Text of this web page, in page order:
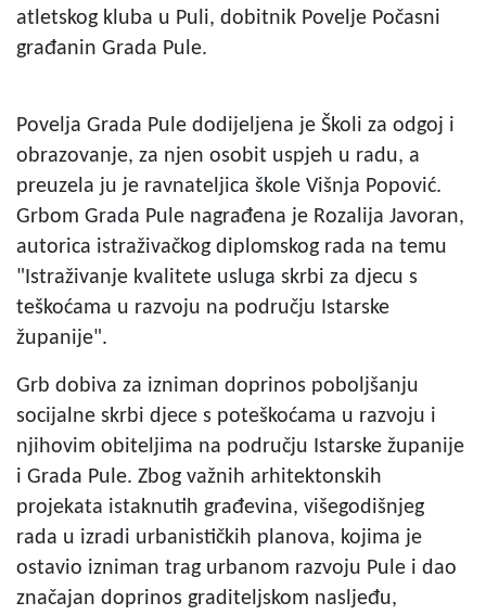
atletskog kluba u Puli, dobitnik Povelje Počasni
građanin Grada Pule.
Povelja Grada Pule dodijeljena je Školi za odgoj i
obrazovanje, za njen osobit uspjeh u radu, a
preuzela ju je ravnateljica škole Višnja Popović.
Grbom Grada Pule nagrađena je Rozalija Javoran,
autorica istraživačkog diplomskog rada na temu
"Istraživanje kvalitete usluga skrbi za djecu s
teškoćama u razvoju na području Istarske
županije".
Grb dobiva za izniman doprinos poboljšanju
socijalne skrbi djece s poteškoćama u razvoju i
njihovim obiteljima na području Istarske županije
i Grada Pule. Zbog važnih arhitektonskih
projekata istaknutih građevina, višegodišnjeg
rada u izradi urbanističkih planova, kojima je
ostavio izniman trag urbanom razvoju Pule i dao
značajan doprinos graditeljskom nasljeđu,